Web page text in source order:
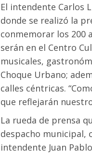
El intendente Carlos
donde se realizó la
conmemorar los 200
serán en el Centro
musicales,
Choque Urbano;
calles céntricas.
que reflejarán
La rueda de prensa
despacho municipal,
intendente Juan